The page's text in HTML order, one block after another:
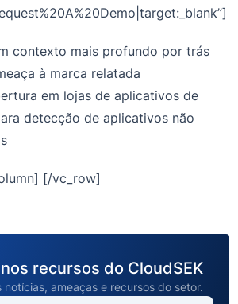
contexto mais profundo por trás
à marca relatada
em lojas de aplicativos de
detecção de aplicativos não
[/vc_row]
recursos do CloudSEK
notícias, ameaças e recursos do setor.